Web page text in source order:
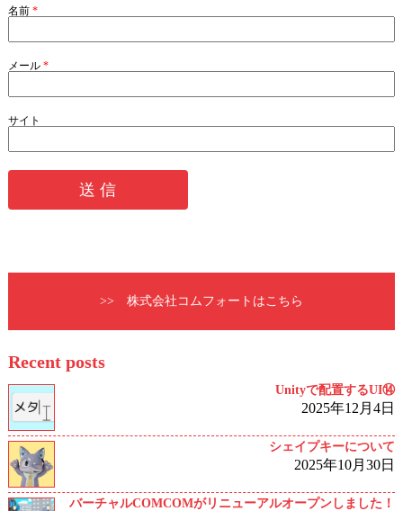
名前 *
メール *
サイト
>> 株式会社コムフォートはこちら
Recent posts
Unityで配置するUI⑭
2025年12月4日
シェイプキーについて
2025年10月30日
バーチャルCOMCOMがリニューアルオープンしました！